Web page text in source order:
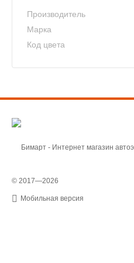
Производитель
Марка
Код цвета
© 2017—2026
Мобильная версия